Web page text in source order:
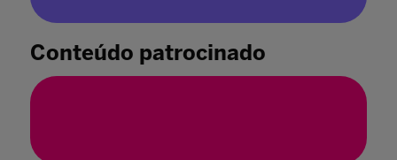
Se vamos ter que aprender por toda a vida,
Conteúdo patrocinado